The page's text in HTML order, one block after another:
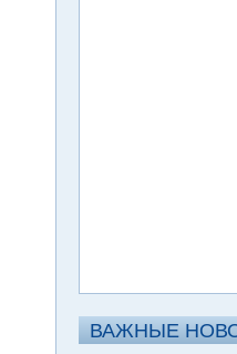
ВАЖНЫЕ